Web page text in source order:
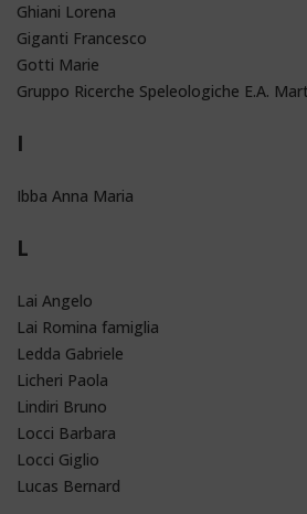
Ghiani Lorena
Giganti Francesco
Gotti Marie
Gruppo Ricerche Speleologiche E.A.
I
Ibba Anna Maria
L
Lai Angelo
Lai Romina famiglia
Ledda Gabriele
Licheri Paola
Lindiri Bruno
Locci Barbara
Locci Giglio
Lucas Bernard